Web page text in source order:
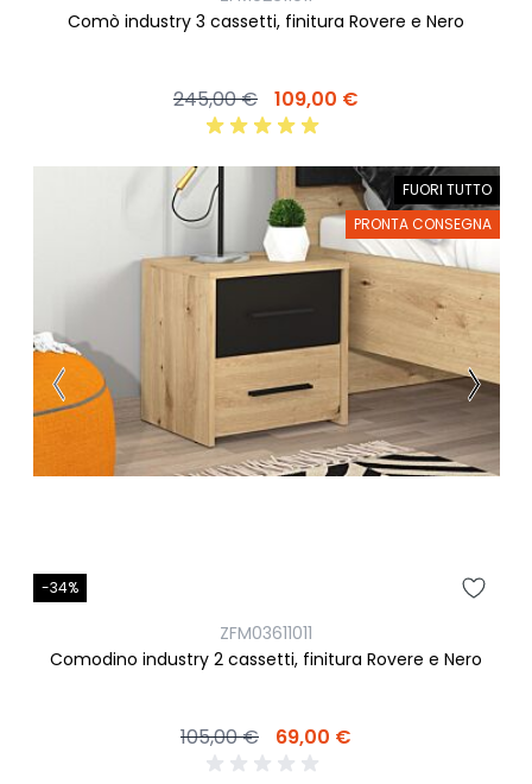
Comò industry 3 cassetti, finitura Rovere e Nero
245,00 € 109,00 €
FUORI TUTTO
PRONTA CONSEGNA
-34%
ZFM03611011
Comodino industry 2 cassetti, finitura Rovere e Nero
105,00 € 69,00 €